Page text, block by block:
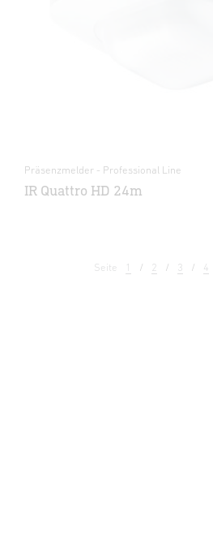
Präsenzmelder - Professional Line
IR Quattro HD 24m
Seite 1 2 3 4